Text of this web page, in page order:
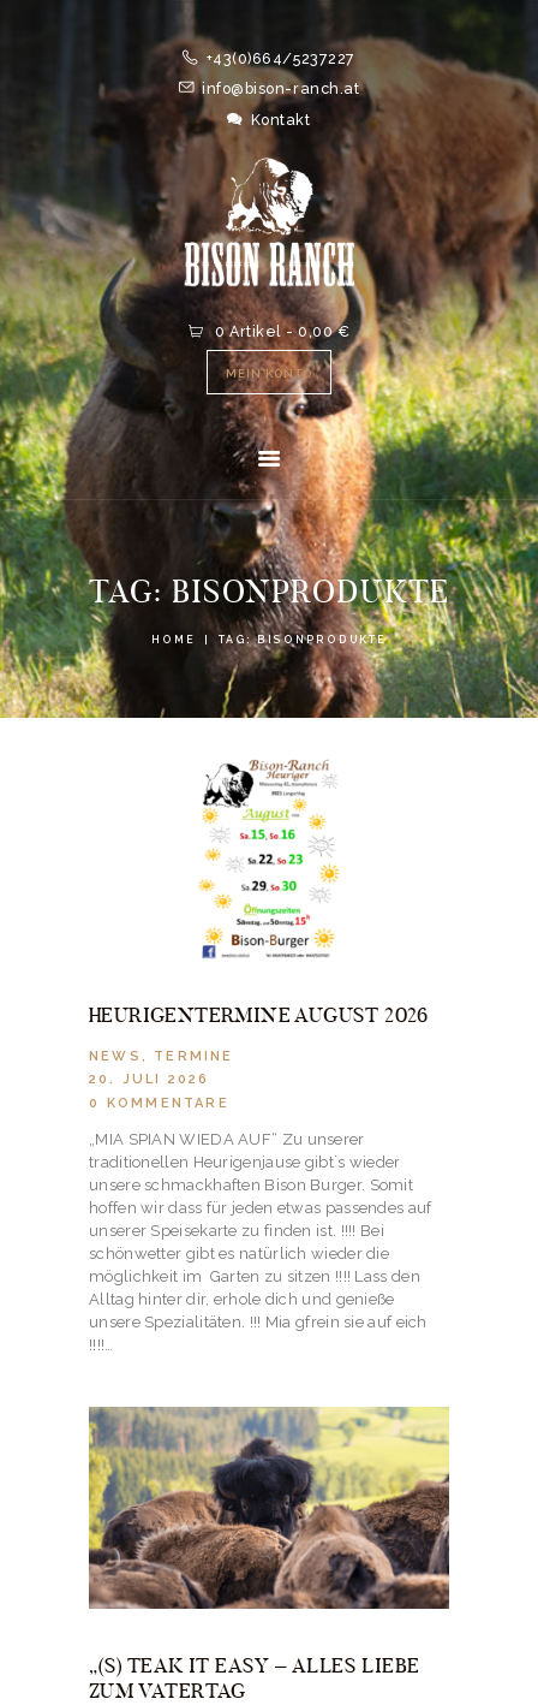
+43(0)664/5237227
info@bison-ranch.at
Kontakt
0 Artikel-0,00 €
MEIN KONTO
TAG: BISONPRODUKTE
HOME TAG: BISONPRODUKTE
ONLINESHOP
ABOUT
NEWS
EVENTS
HEURIGENTERMINE AUGUST 2026
NEWS , TERMINE
20. JULI 2026
0
KOMMENTARE
„MIA SPIAN WIEDA AUF“ Zu unserer
traditionellen Heurigenjause gibt`s wieder
unsere schmackhaften Bison Burger. Somit
hoffen wir dass für jeden etwas passendes auf
unserer Speisekarte zu finden ist. !!!! Bei
schönwetter gibt es natürlich wieder die
möglichkeit im Garten zu sitzen !!!! Lass den
Alltag hinter dir, erhole dich und genieße
unsere Spezialitäten. !!! Mia gfrein sie auf eich
!!!!…
„(S) TEAK IT EASY – ALLES LIEBE
ZUM VATERTAG